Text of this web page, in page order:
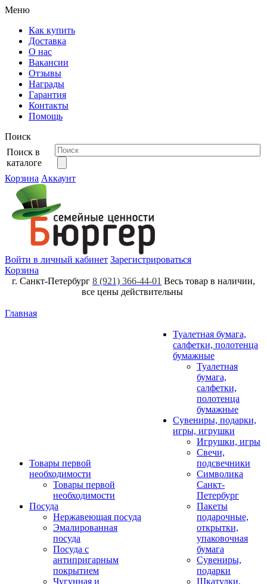
Меню
Как купить
Доставка
О нас
Вакансии
Отзывы
Награды
Гарантия
Контакты
Помощь
Поиск
Поиск в
каталоге
Корзина Аккаунт
Войти в личный кабинет Зарегистрироваться
Корзина
г. Санкт-Петербург 8 (921) 366-44-01 Весь товар в наличии,
все цены действительны
Главная
Товары первой
необходимости
Товары первой
необходимости
Посуда
Нержавеющая посуда
Эмалированная
посуда
Посуда с
антипригарным
покрытием
Чугунная и
Туалетная бумага,
салфетки, полотенца
бумажные
Туалетная
бумага,
салфетки,
полотенца
бумажные
Сувениры, подарки,
игры, игрушки
Игрушки, игры
Свечи,
подсвечники
Символика
Санкт-
Петербург
Пакеты
подарочные,
открытки,
упаковочная
бумага
Сувениры,
подарки
Шкатулки,